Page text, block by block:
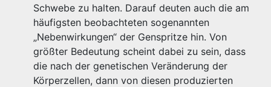
Schwebe zu halten. Darauf deuten auch die am
häufigsten beobachteten sogenannten
„Nebenwirkungen“ der Genspritze hin. Von
größter Bedeutung scheint dabei zu sein, dass
die nach der genetischen Veränderung der
Körperzellen, dann von diesen produzierten